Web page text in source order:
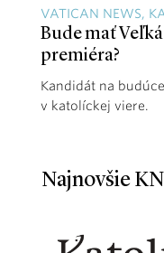
VATICAN NEWS,
Bude mať
premiéra?
Kandidát na
v katolíckej viere.
Najnovšie KN